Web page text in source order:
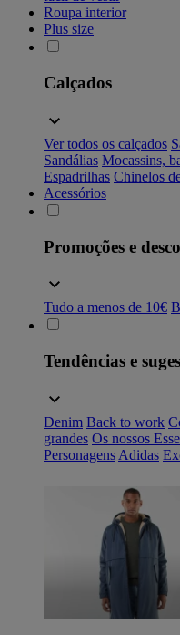
Roupa interior
Plus size
Calçados
Ver todos os calçados
Sandálias Mocassins,
Espadrilhas Chinelos
Acessórios
Promoções e
Tudo a menos de 10€
Tendências e
Denim Back to work
grandes Os nossos
Personagens Adidas